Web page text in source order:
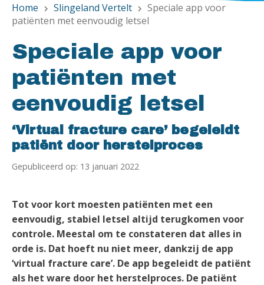
Home chevron_right Slingeland Vertelt chevron_right Speciale app voor
patiënten met eenvoudig letsel
Speciale app voor
patiënten met
eenvoudig letsel
‘Virtual fracture care’ begeleidt
patiënt door herstelproces
Gepubliceerd op: 13 januari 2022
Tot voor kort moesten patiënten met een
eenvoudig, stabiel letsel altijd terugkomen voor
controle. Meestal om te constateren dat alles in
orde is. Dat hoeft nu niet meer, dankzij de app
‘virtual fracture care’. De app begeleidt de patiënt
als het ware door het herstelproces. De patiënt